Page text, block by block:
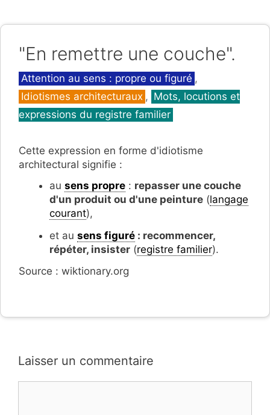
"En remettre une couche".
Catégories
Attention au sens : propre ou figuré ,
Idiotismes architecturaux , Mots, locutions et
expressions du registre familier
Cette expression en forme d'idiotisme
architectural signifie :
au sens propre : repasser une couche
d'un produit ou d'une peinture (langage
courant),
et au sens figuré : recommencer,
répéter, insister (registre familier).
Source : wiktionary.org
Laisser un commentaire